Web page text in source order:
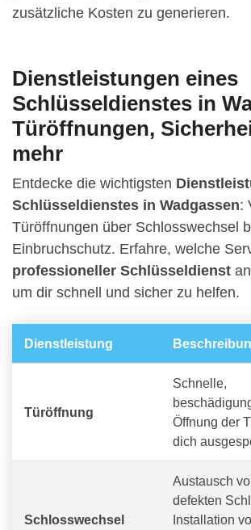
zusätzliche Kosten zu generieren.
Dienstleistungen eines
Schlüsseldienstes in
Türöffnungen,
mehr
Entdecke die wichtigsten
Schlüsseldienstes in Wadgassen:
Türöffnungen über Schlosswechsel
Einbruchschutz. Erfahre, welche
professioneller Schlüsseldienst
um dir schnell und sicher zu helfen.
Dienstleistung
Türöffnung
Schnelle,
Öffnung der
dich
Schlosswechsel
Austausch
defekten
Installation